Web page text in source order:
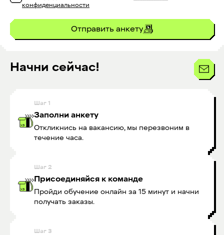
конфиденциальности
Отправить анкету
Начни сейчас!
Шаг 1
Заполни анкету
Откликнись на вакансию, мы перезвоним в
течение часа.
Шаг 2
Присоединяйся к команде
Пройди обучение онлайн за 15 минут и начни
получать заказы.
Шаг 3